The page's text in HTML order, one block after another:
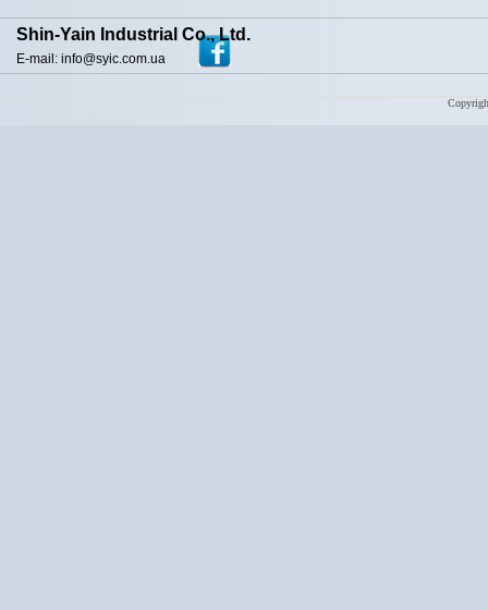
Shin-Yain Industrial Co., Ltd.
E-mail: info@syic.com.ua